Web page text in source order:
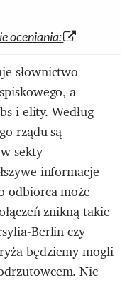
oceniania:
słownictwo
a
i elity. Według
rządu są
sekty
informacje
odbiorca może
znikną takie
Berlin czy
będziemy mogli
Nic